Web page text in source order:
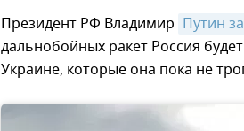
Президент РФ Владимир Путин
дальнобойных ракет Россия
Украине, которые она пока не